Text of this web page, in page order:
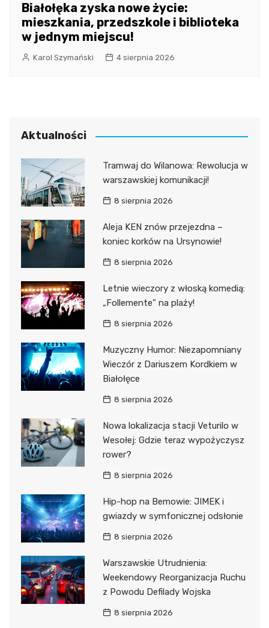
Białołęka zyska nowe życie:
mieszkania, przedszkole i biblioteka
w jednym miejscu!
Karol Szymański 4 sierpnia 2026
Aktualności
Tramwaj do Wilanowa: Rewolucja w
warszawskiej komunikacji!
8 sierpnia 2026
Aleja KEN znów przejezdna –
koniec korków na Ursynowie!
8 sierpnia 2026
Letnie wieczory z włoską komedią:
„Follemente” na plaży!
8 sierpnia 2026
Muzyczny Humor: Niezapomniany
Wieczór z Dariuszem Kordkiem w
Białołęce
8 sierpnia 2026
Nowa lokalizacja stacji Veturilo w
Wesołej: Gdzie teraz wypożyczysz
rower?
8 sierpnia 2026
Hip-hop na Bemowie: JIMEK i
gwiazdy w symfonicznej odsłonie
8 sierpnia 2026
Warszawskie Utrudnienia:
Weekendowy Reorganizacja Ruchu
z Powodu Defilady Wojska
8 sierpnia 2026